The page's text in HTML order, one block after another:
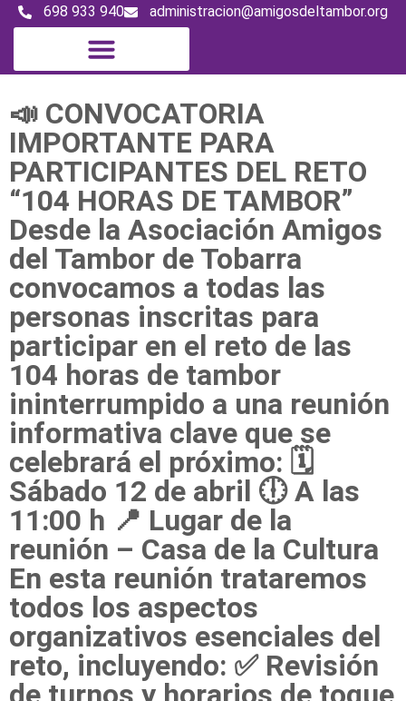
698 933 940 administracion@amigosdeltambor.org
📣 CONVOCATORIA
IMPORTANTE PARA
PARTICIPANTES DEL RETO
“104 HORAS DE TAMBOR”
Desde la Asociación Amigos
del Tambor de Tobarra
convocamos a todas las
personas inscritas para
participar en el reto de las
104 horas de tambor
ininterrumpido a una reunión
informativa clave que se
celebrará el próximo: 🗓
Sábado 12 de abril 🕕 A las
11:00 h 📍 Lugar de la
reunión – Casa de la Cultura
En esta reunión trataremos
todos los aspectos
organizativos esenciales del
reto, incluyendo: ✅ Revisión